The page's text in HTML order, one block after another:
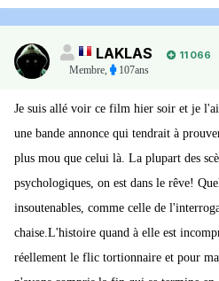
LAKLAS
11 066
Membre, 107ans
Je suis allé voir ce film hier soir et je
une bande annonce qui tendrait à
plus mou que celui là. La plupart des
psychologiques, on est dans le rêve!
insoutenables, comme celle de
chaise.L'histoire quand à elle est
réellement le flic tortionnaire et pour